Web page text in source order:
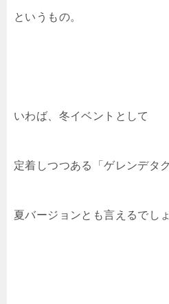
というもの。
いわば、冬イベントとして
定着しつつある「ゲレンデタ
夏バージョンとも言えるでしょ